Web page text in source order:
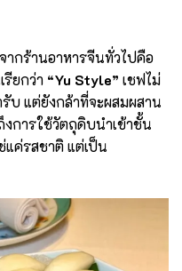
ากร้านอาหารจีนทั่วไปคือ
รียกว่า “Yu Style” เชฟไม่
บ แต่ยังกล้าที่จะผสมผสาน
การใช้วัตถุดิบนำเข้าชั้น
แค่รสชาติ แต่เป็น